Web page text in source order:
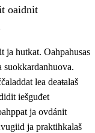
oaidnit
ja hutkat. Oahpahusas
suokkardanhuova.
lea deaŧalaš
iešguđet
ja ovdánit
ja praktihkalaš